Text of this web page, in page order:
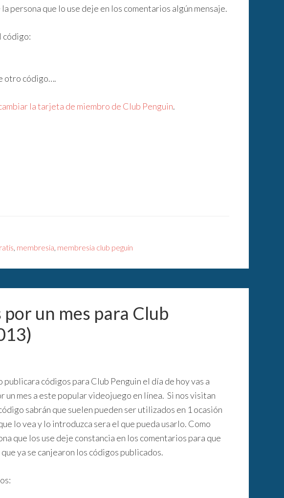
persona que lo use deje en los comentarios algún mensaje.
código:
otro código….
la tarjeta de miembro de Club Penguin.
, membresia, membresia club peguin
un mes para Club
publicara códigos para Club Penguin el día de hoy vas a
un mes a este popular videojuego en línea. Si nos visitan
sabrán que suelen pueden ser utilizados en 1 ocasión
lo vea y lo introduzca sera el que pueda usarlo. Como
que los use deje constancia en los comentarios para que
ya se canjearon los códigos publicados.